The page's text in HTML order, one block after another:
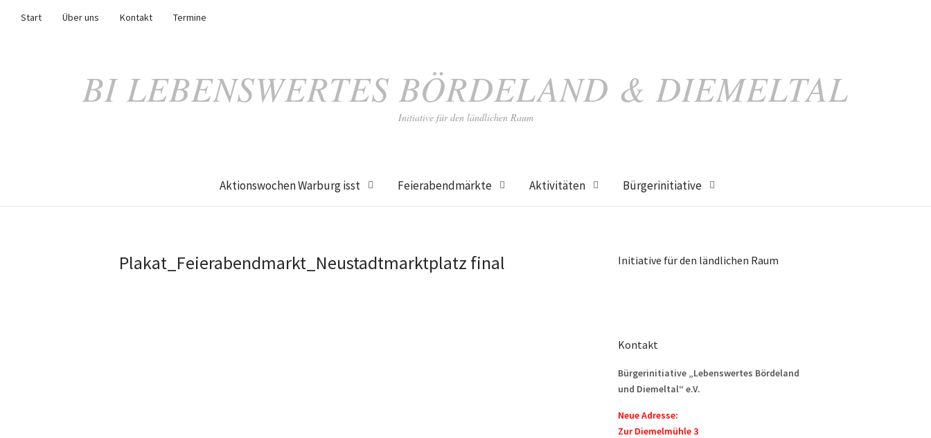
Start Über uns Kontakt Termine
BI LEBENSWERTES BÖRDELAND & DIEMELTAL
Initiative für den ländlichen Raum
Aktionswochen Warburg isst Feierabendmärkte Aktivitäten Bürgerinitiative
Plakat_Feierabendmarkt_Neustadtmarktplatz final Initiative für den ländlichen Raum
Kontakt
Bürgerinitiative „Lebenswertes Bördeland
und Diemeltal“ e.V.
Neue Adresse:
Zur Diemelmühle 3